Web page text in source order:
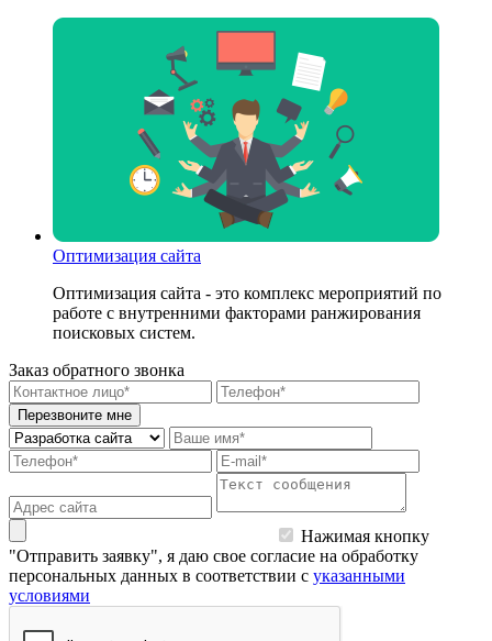
Оптимизация сайта
Оптимизация сайта - это комплекс мероприятий по
работе с внутренними факторами ранжирования
поисковых систем.
Заказ обратного звонка
Перезвоните мне
Нажимая кнопку
"Отправить заявку", я даю свое согласие на обработку
персональных данных в соответствии с указанными
условиями